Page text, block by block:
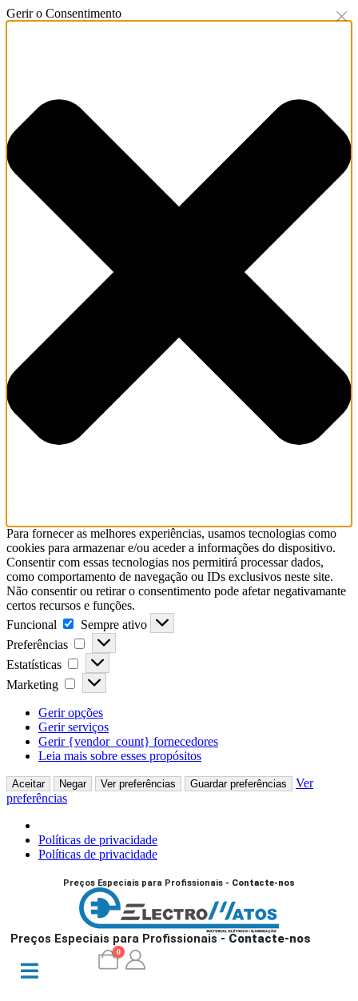
Gerir o Consentimento
Para fornecer as melhores experiências, usamos tecnologias como
cookies para armazenar e/ou aceder a informações do dispositivo.
Consentir com essas tecnologias nos permitirá processar dados,
como comportamento de navegação ou IDs exclusivos neste site.
Não consentir ou retirar o consentimento pode afetar negativamante
certos recursos e funções.
Funcional
Sempre ativo
Preferências
Estatísticas
Marketing
Gerir opções
Gerir serviços
Gerir {vendor_count} fornecedores
Leia mais sobre esses propósitos
Aceitar Negar Ver preferências Guardar preferências
Ver
preferências
Políticas de privacidade
Políticas de privacidade
Preços Especiais para Profissionais - Contacte-nos
Preços Especiais para Profissionais - Contacte-nos
0